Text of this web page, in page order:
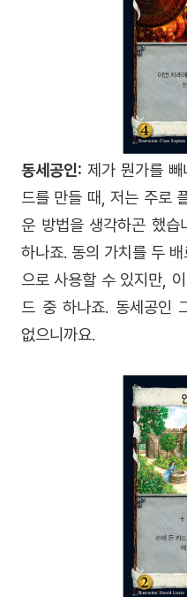
동세공인: 제가 뭔가를
드를 만들 때, 저는 주로
운 방법을 생각하곤 했
하나죠. 동의 가치를 두
으로 사용할 수 있지만,
드 중 하나죠. 동세공인
없으니까요.